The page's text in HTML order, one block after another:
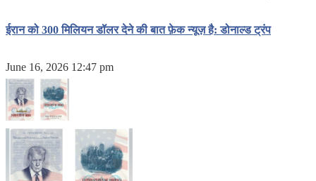
ईरान को 300 मिलियन डॉलर देने की बात फ़ेक न्यूज़ है: डोनाल्ड ट्रंप
June 16, 2026 12:47 pm